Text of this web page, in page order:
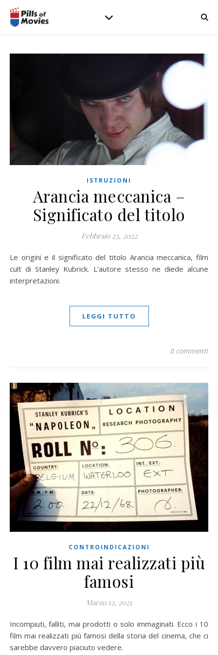
ISTRUZIONI
Arancia meccanica –
Significato del titolo
Febbraio 23, 2022
Le origini e il significato del titolo Arancia meccanica, film
cult di Stanley Kubrick. L'autore stesso ne diede alcune
interpretazioni.
LEGGI TUTTO
0 commenti
CONTROINDICAZIONI
I 10 film mai realizzati più
famosi
Marzo 12, 2021
Incompiuti, falliti, mai prodotti o solo immaginati. Ecco i 10
film mai realizzati più famosi della storia del cinema, che ci
sarebbe davvero piaciuto vedere.